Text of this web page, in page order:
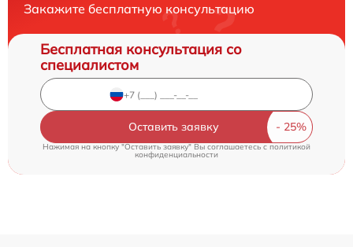
Закажите бесплатную консультацию
Бесплатная консультация со
специалистом
Оставить заявку
Нажимая на кнопку "Оставить заявку" Вы соглашаетесь c политикой
конфиденциальности